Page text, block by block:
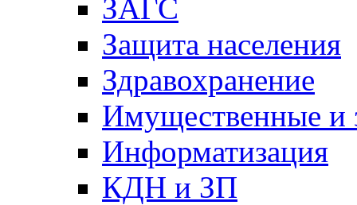
ЗАГС
Защита населения
Здравохранение
Имущественные и
Информатизация
КДН и ЗП